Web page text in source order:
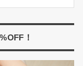
！